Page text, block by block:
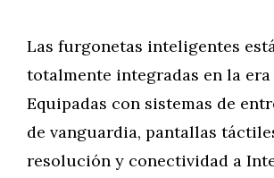
Las furgonetas inteligentes
totalmente integradas en la
Equipadas con sistemas de
de vanguardia, pantallas
resolución y conectividad a